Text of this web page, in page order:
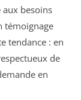
besoins
témoignage
tendance : en
de
en